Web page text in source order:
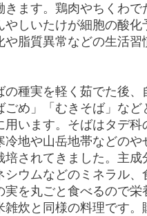
きます。鶏肉やちくわ
やしいたけが細胞の酸
や脂質異常などの生活習
の種実を軽く茹でた後
ごめ」「むきそば」な
用います。そばはタデ
冷地や山岳地帯などの
培されてきました。主
シウムなどのミネラル
実を丸ごと食べるので
雑炊と同様の料理です